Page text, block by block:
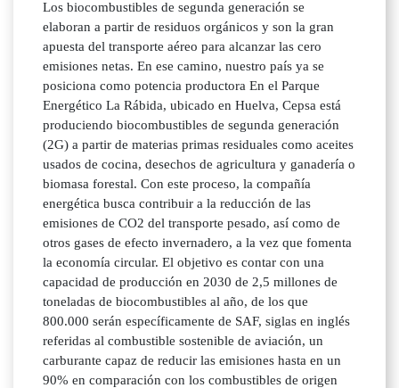
Los biocombustibles de segunda generación se
elaboran a partir de residuos orgánicos y son la gran
apuesta del transporte aéreo para alcanzar las cero
emisiones netas. En ese camino, nuestro país ya se
posiciona como potencia productora En el Parque
Energético La Rábida, ubicado en Huelva, Cepsa está
produciendo biocombustibles de segunda generación
(2G) a partir de materias primas residuales como aceites
usados de cocina, desechos de agricultura y ganadería o
biomasa forestal. Con este proceso, la compañía
energética busca contribuir a la reducción de las
emisiones de CO2 del transporte pesado, así como de
otros gases de efecto invernadero, a la vez que fomenta
la economía circular. El objetivo es contar con una
capacidad de producción en 2030 de 2,5 millones de
toneladas de biocombustibles al año, de los que
800.000 serán específicamente de SAF, siglas en inglés
referidas al combustible sostenible de aviación, un
carburante capaz de reducir las emisiones hasta en un
90% en comparación con los combustibles de origen